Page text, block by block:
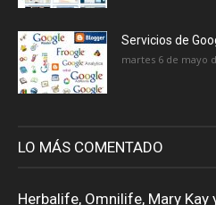
Servicios de
martes 6 de mayo
LO MÁS COMENTADO
Herbalife, Omnilife, Mary